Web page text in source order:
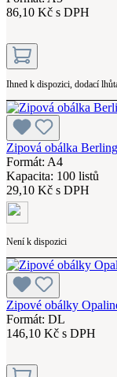
86,10 Kč s DPH
Ihned k dispozici, dodací
Zipová obálka
Formát: A4
Kapacita: 100 listů
29,10 Kč s DPH
Není k dispozici
Zipové obálky
Formát: DL
146,10 Kč s DPH